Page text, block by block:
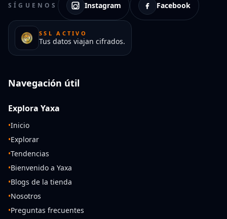
SÍGUENOS Instagram Facebook
SSL ACTIVO
Tus datos viajan cifrados.
Navegación útil
Explora Yaxa
•Inicio
•Explorar
•Tendencias
•Bienvenido a Yaxa
•Blogs de la tienda
•Nosotros
•Preguntas frecuentes